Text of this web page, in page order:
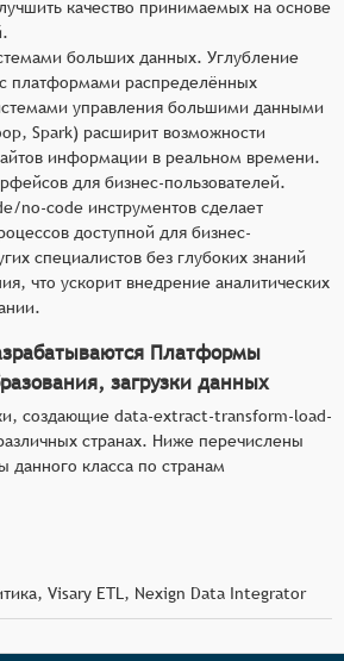
качество принимаемых на основе
больших данных. Углубление
платформами распределённых
управления большими данными
Spark) расширит возможности
информации в реальном времени.
для бизнес-пользователей.
no-code инструментов сделает
доступной для бизнес-
специалистов без глубоких знаний
что ускорит внедрение аналитических
Платформы
загрузки данных
создающие data-extract-transform-load-
странах. Ниже перечислены
данного класса по странам
Visary ETL, Nexign Data Integrator